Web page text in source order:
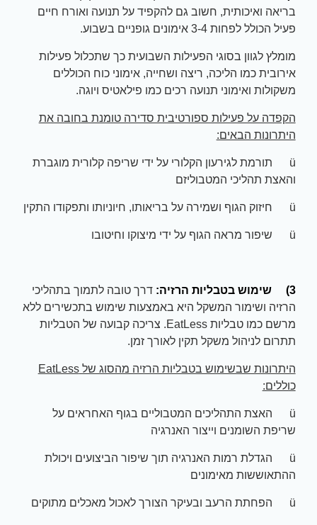
בריאה ואיכותית, חשוב גם להקפיד על תנועה ואורח חיים
פעיל הכולל לפחות 3-4 אימונים גופניים בשבוע.
מומלץ לגוון בסוגי הפעילות השבועית כך שתכלול פעילות
אירובית כמו הליכה, ריצה ושחייה, אימוני כוח הכוללים
משקולות ואימוני תנועה רכים כמו פילאטיס ויוגה.
הקפדה על פעילות ספורטיבית סדירה טומנת בחובה את
היתרונות הבאים:
ü תורמת לגירעון הקלורי על ידי שריפה קלורית מוגברת
והאצת תהליכי המטבוליזם
ü חיזוק הגוף ושמירה על בריאותו, חיוניותו ותפקודו התקין
ü שיפור מראה הגוף על ידי מיצוקו וחיטובו
3) שימוש בטבליות הרזיה: דרך טובה לתמוך בתהליכי
הרזיה ושימור המשקל היא באמצעות שימוש בתכשירים ללא
מרשם כמו טבליות EatLess. צריכה קבועה של הטבליות
תתרום לניהול משקל תקין לאורך זמן.
היתרונות שבשימוש בטבליות הרזיה מהסוג שלEatLess
כוללים:
ü האצת התהליכים המטבוליים בגוף האחראים על
שריפת השומנים וייצור האנרגיה
ü הגדלת רמות האנרגיה תוך שיפור הביצועים ויכולת
ההתאוששות מאימונים
ü הפחתת הרעב ובעיקר הצורך לאכול מאכלים מתוקים